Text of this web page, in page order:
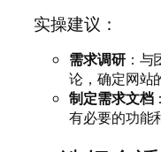
实操建议：
需求调研：与
论，确定网站
制定需求文档
有必要的功能